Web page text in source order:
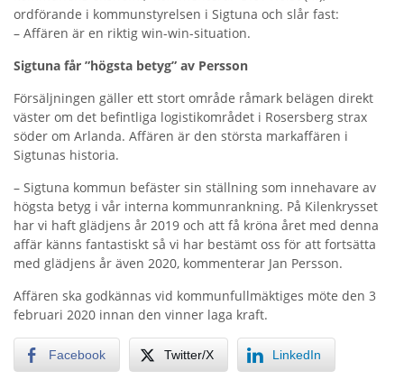
ordförande i kommunstyrelsen i Sigtuna och slår fast:
– Affären är en riktig win-win-situation.
Sigtuna får ”högsta betyg” av Persson
Försäljningen gäller ett stort område råmark belägen direkt
väster om det befintliga logistikområdet i Rosersberg strax
söder om Arlanda. Affären är den största markaffären i
Sigtunas historia.
– Sigtuna kommun befäster sin ställning som innehavare av
högsta betyg i vår interna kommunrankning. På Kilenkrysset
har vi haft glädjens år 2019 och att få kröna året med denna
affär känns fantastiskt så vi har bestämt oss för att fortsätta
med glädjens år även 2020, kommenterar Jan Persson.
Affären ska godkännas vid kommunfullmäktiges möte den 3
februari 2020 innan den vinner laga kraft.
Facebook Twitter/X LinkedIn